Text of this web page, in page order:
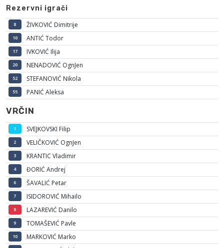
Rezervni igrači
8 ŽIVKOVIĆ Dimitrije
10 ANTIĆ Todor
17 IVKOVIĆ Ilija
20 NENADOVIĆ OgnJen
52 STEFANOVIĆ Nikola
55 PANIĆ Aleksa
VRČIN
1 SVEJKOVSKI Filip
2 VELIČKOVIĆ OgnJen
3 KRANTIC Vladimir
4 ĐORIĆ Andrej
6 ŠAVALIĆ Petar
7 ISIDOROVIĆ Mihailo
8 LAZAREVIĆ Danilo
9 TOMAŠEVIĆ Pavle
10 MARKOVIĆ Marko